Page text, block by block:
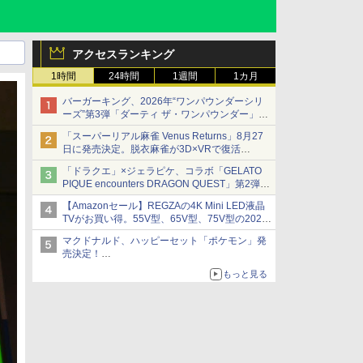
アクセスランキング
1時間 24時間 1週間 1カ月
バーガーキング、2026年“ワンパウンダーシリ
ーズ”第3弾「ダーティ ザ・ワンパウンダー」を
8月7日発売
「特製ガーリックマヨソース」を使用した超大
型チーズバーガー
「スーパーリアル麻雀 Venus Returns」8月27
日に発売決定。脱衣麻雀が3D×VRで復活
発売から2週間は20%オフになるセールが実施
「ドラクエ」×ジェラピケ、コラボ「GELATO
PIQUE encounters DRAGON QUEST」第2弾が
本日発売
アイスカップに入ったスライムやわたぼう、ベ
ビーサタンなどがオリジナルアートで登場
【Amazonセール】REGZAの4K Mini LED液晶
TVがお買い得。55V型、65V型、75V型の2026
年モデルがラインナップ
マクドナルド、ハッピーセット「ポケモン」発
売決定！
ポケモン30周年記念で30匹が大集合
もっと見る